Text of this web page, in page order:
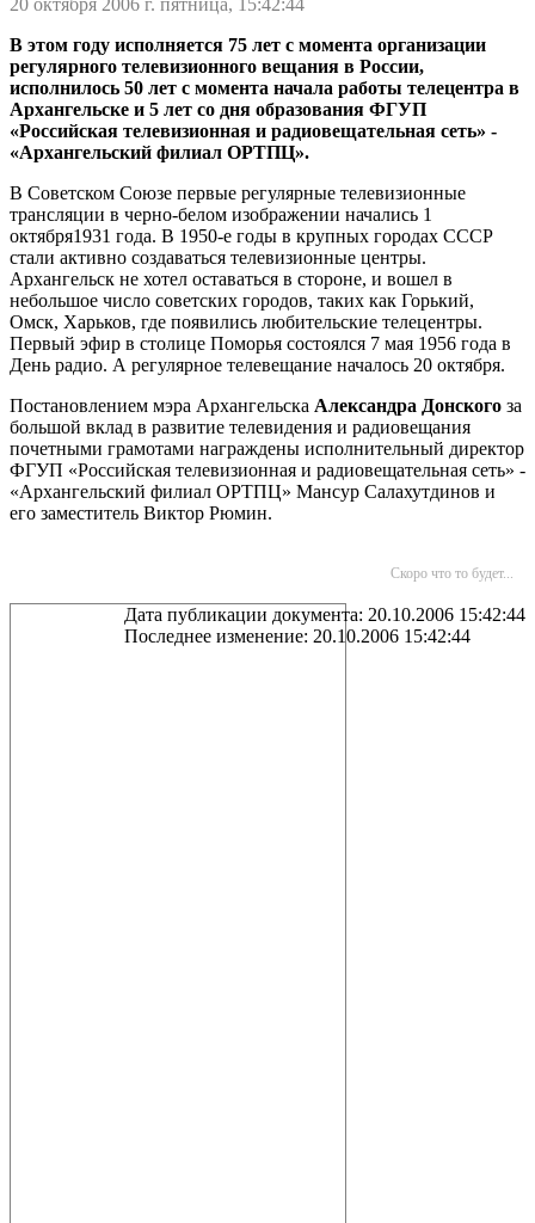
20 октября 2006 г. пятница, 15:42:44
В этом году исполняется 75 лет с момента организации
регулярного телевизионного вещания в России,
исполнилось 50 лет с момента начала работы телецентра в
Архангельске и 5 лет со дня образования ФГУП
«Российская телевизионная и радиовещательная сеть» -
«Архангельский филиал ОРТПЦ».
В Советском Союзе первые регулярные телевизионные
трансляции в черно-белом изображении начались 1
октября1931 года. В 1950-е годы в крупных городах СССР
стали активно создаваться телевизионные центры.
Архангельск не хотел оставаться в стороне, и вошел в
небольшое число советских городов, таких как Горький,
Омск, Харьков, где появились любительские телецентры.
Первый эфир в столице Поморья состоялся 7 мая 1956 года в
День радио. А регулярное телевещание началось 20 октября.
Постановлением мэра Архангельска Александра Донского за
большой вклад в развитие телевидения и радиовещания
почетными грамотами награждены исполнительный директор
ФГУП «Российская телевизионная и радиовещательная сеть» -
«Архангельский филиал ОРТПЦ» Мансур Салахутдинов и
его заместитель Виктор Рюмин.
Скоро что то будет...
Дата публикации документа: 20.10.2006 15:42:44
Последнее изменение: 20.10.2006 15:42:44